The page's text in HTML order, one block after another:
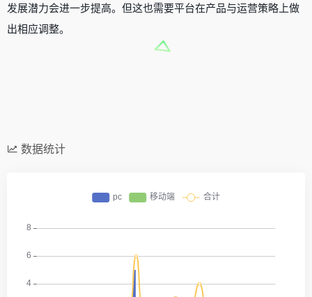
发展潜力会进一步提高。但这也需要平台在产品与运营策略上做
出相应调整。
数据统计